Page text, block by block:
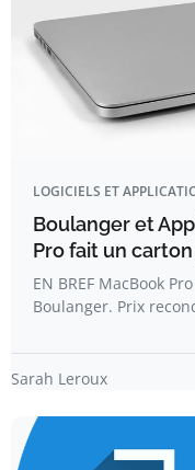
LOGICIELS ET
Boulanger et
Pro fait un
EN BREF MacBook
Boulanger. Prix
Sarah Leroux